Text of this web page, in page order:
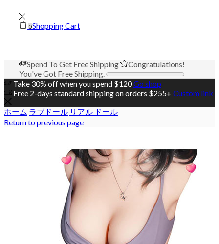
0Shopping Cart
Spend To Get Free Shipping
Congratulations!
You've Got Free Shipping.
Take 30% off when you spend $120Go shop
Free 2-days standard shipping on orders $255+ Custom link
ホーム ラブドール リアル ドール
Return to previous page